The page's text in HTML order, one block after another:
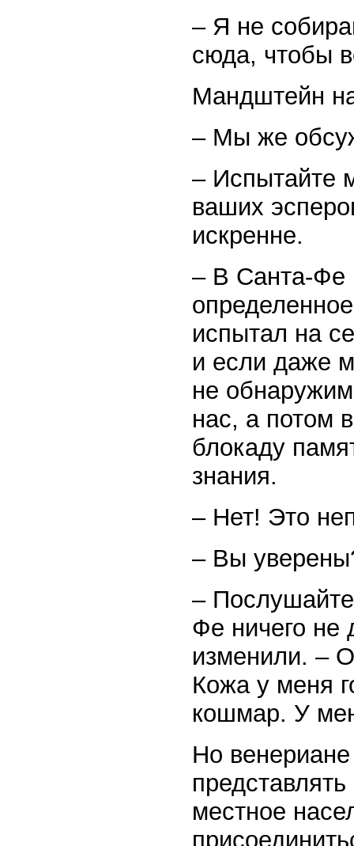
– Я не
сюда, чтобы
Мандштейн
– Мы же
– Испытайте
ваших
искренне.
– В Санта-Фе
испытал на
и если даже
не
нас, а потом
блокаду
знания.
– Нет! Это
– Вы
–
Фе ничего не
изменили. –
Кожа у меня
кошмар. У
Но
местное